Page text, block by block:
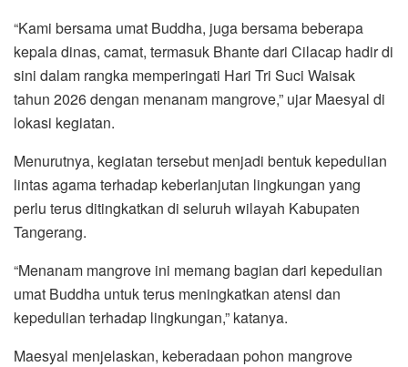
“Kami bersama umat Buddha, juga bersama beberapa
kepala dinas, camat, termasuk Bhante dari Cilacap hadir di
sini dalam rangka memperingati Hari Tri Suci Waisak
tahun 2026 dengan menanam mangrove,” ujar Maesyal di
lokasi kegiatan.
Menurutnya, kegiatan tersebut menjadi bentuk kepedulian
lintas agama terhadap keberlanjutan lingkungan yang
perlu terus ditingkatkan di seluruh wilayah Kabupaten
Tangerang.
“Menanam mangrove ini memang bagian dari kepedulian
umat Buddha untuk terus meningkatkan atensi dan
kepedulian terhadap lingkungan,” katanya.
Maesyal menjelaskan, keberadaan pohon mangrove